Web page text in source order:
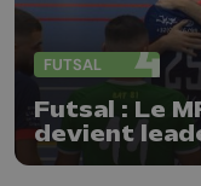
FUTSAL
Futsal : Le
devient
Verviers !